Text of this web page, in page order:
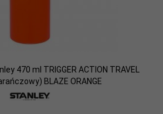
470 ml TRIGGER ACTION TRAVEL
BLAZE ORANGE